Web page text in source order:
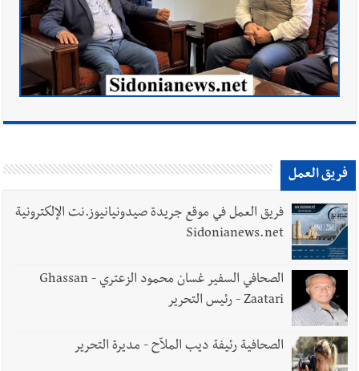
فريق العمل
فريق العمل في موقع جريدة صيدونيانيوز.نت الإلكترونية
Sidonianews.net
الصحافي السفير غسان محمود الزعتري - Ghassan
Zaatari - رئيس التحرير
الصحافية رئيفة ديب الملاّح - مديرة التحرير